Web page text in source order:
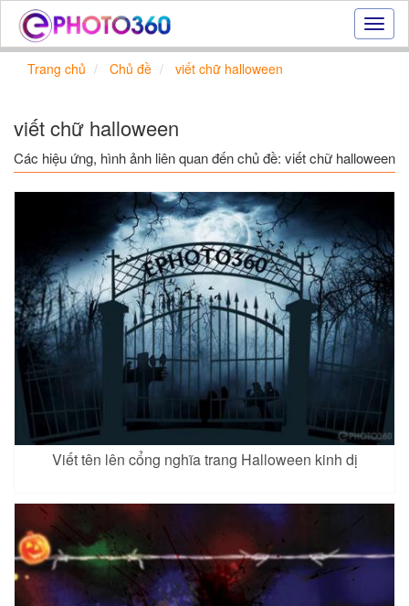
Hiệu
ứng
đẹp
trực
tuyến,
online
Trang chủ Chủ đề viết chữ halloween
viết chữ halloween
Các hiệu ứng, hình ảnh liên quan đến chủ đề: viết chữ halloween
Viết tên lên cổng nghĩa trang Halloween kinh dị